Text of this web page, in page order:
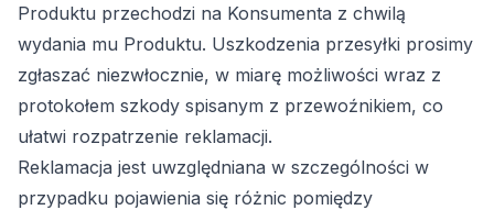
Produktu przechodzi na Konsumenta z chwilą
wydania mu Produktu. Uszkodzenia przesyłki prosimy
zgłaszać niezwłocznie, w miarę możliwości wraz z
protokołem szkody spisanym z przewoźnikiem, co
ułatwi rozpatrzenie reklamacji.
Reklamacja jest uwzględniana w szczególności w
przypadku pojawienia się różnic pomiędzy